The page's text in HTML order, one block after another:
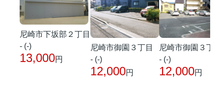
尼崎市下坂部２丁目
- (-)
13,000円
尼崎市御園３丁目
- (-)
12,000円
尼崎市御園３丁
- (-)
12,000円